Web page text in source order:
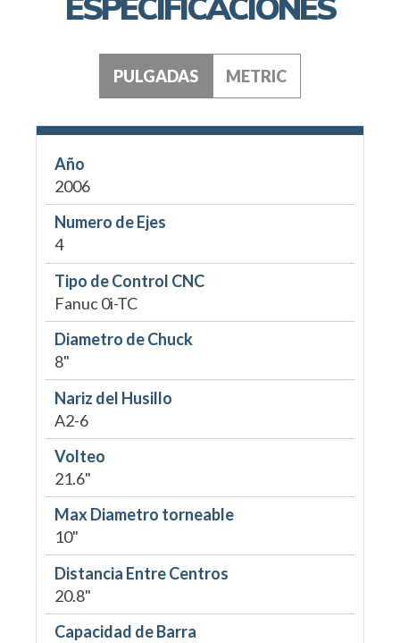
PULGADAS METRIC
Año
2006
Numero de Ejes
4
Tipo de Control CNC
Fanuc 0i-TC
Diametro de Chuck
8"
Nariz del Husillo
A2-6
Volteo
21.6"
Max Diametro torneable
10"
Distancia Entre Centros
20.8"
Capacidad de Barra